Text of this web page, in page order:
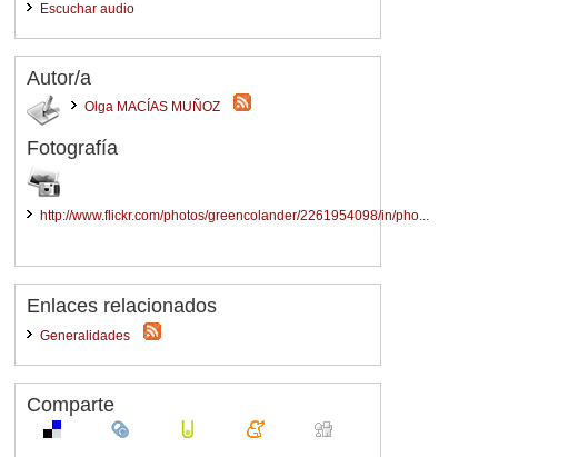
Escuchar audio
Autor/a
Olga MACÍAS MUÑOZ
Fotografía
http://www.flickr.com/photos/greencolander/2261954098/in/pho...
Enlaces relacionados
Generalidades
Comparte